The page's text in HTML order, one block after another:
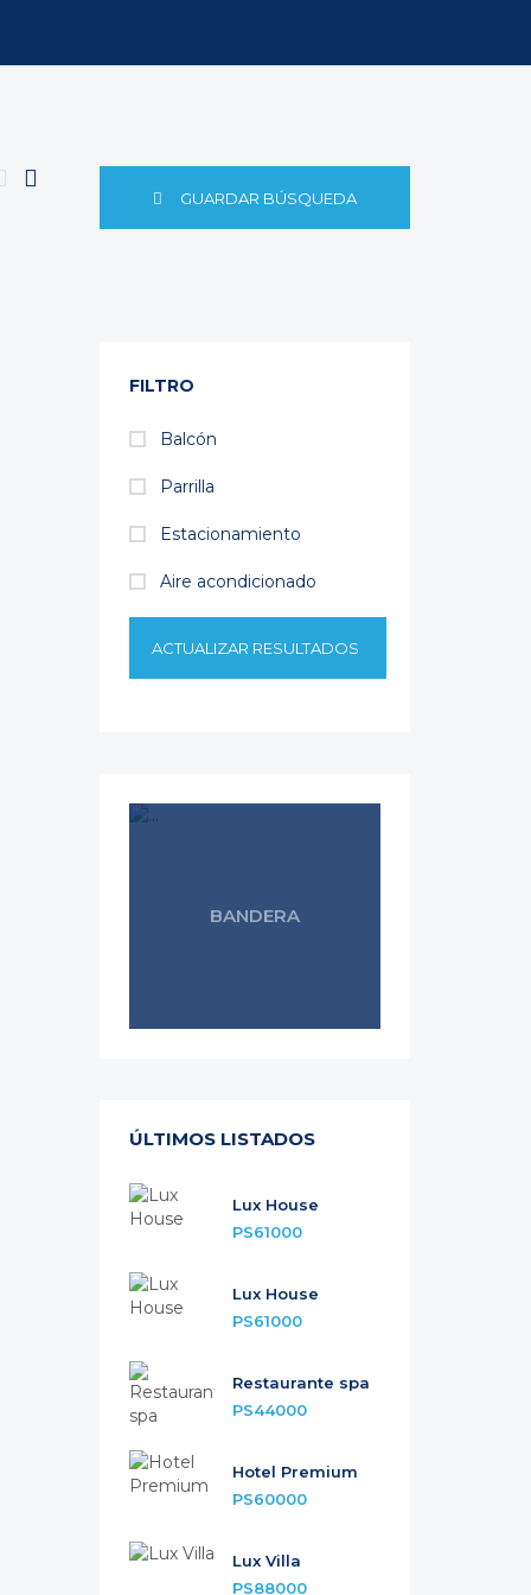
GUARDAR BÚSQUEDA
FILTRO
Balcón
Parrilla
Estacionamiento
Aire acondicionado
ACTUALIZAR RESULTADOS
BANDERA
ÚLTIMOS LISTADOS
Lux House
PS61000
Lux House
PS61000
Restaurante spa
PS44000
Hotel Premium
PS60000
Lux Villa
PS88000